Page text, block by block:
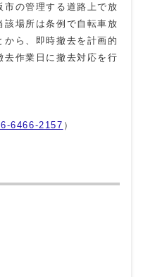
市の管理する道路上で放
該場所は条例で自転車放
ら、即時撤去を計画的
去作業日に撤去対応を行
6466-2157 ）